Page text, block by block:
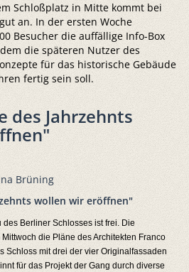
Schloßplatz in Mitte kommt bei
an. In der ersten Woche
Besucher die auffällige Info-Box
die späteren Nutzer des
für das historische Gebäude
fertig sein soll.
des Jahrzehnts
Brüning
wollen wir eröffnen"
des Berliner Schlosses ist frei. Die
die Pläne des Architekten Franco
Schloss mit drei der vier Originalfassaden
für das Projekt der Gang durch diverse